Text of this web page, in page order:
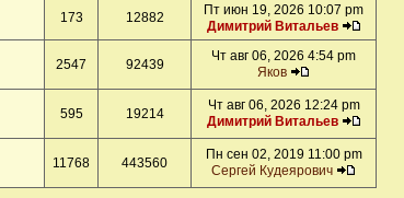
173 12882
Пт июн 19, 2026 10:07 pm
Димитрий Витальев
2547 92439
Чт авг 06, 2026 4:54 pm
Яков
595 19214
Чт авг 06, 2026 12:24 pm
Димитрий Витальев
11768 443560
Пн сен 02, 2019 11:00 pm
Сергей Кудеярович